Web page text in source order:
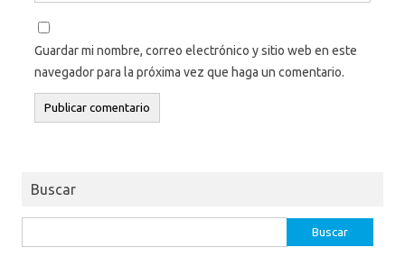
Guardar mi nombre, correo electrónico y sitio web en este
navegador para la próxima vez que haga un comentario.
Buscar